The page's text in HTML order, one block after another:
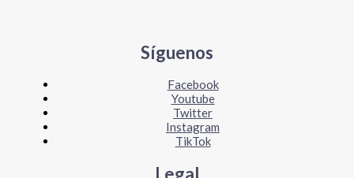
Síguenos
Facebook
Youtube
Twitter
Instagram
TikTok
Legal